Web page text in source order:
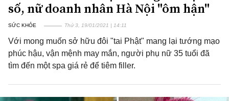
số, nữ doanh nhân Hà Nội "ôm hận"
SỨC KHỎE Thứ 3, 19/01/2021 | 14:11
Với mong muốn sở hữu đôi "tai Phật" mang lại tướng mạo
phúc hậu, vận mệnh may mắn, người phụ nữ 35 tuổi đã
tìm đến một spa giá rẻ để tiêm filler.